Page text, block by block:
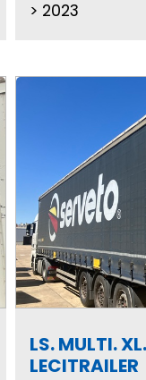
2023
LS. MULTI. XL.
LECITRAILER